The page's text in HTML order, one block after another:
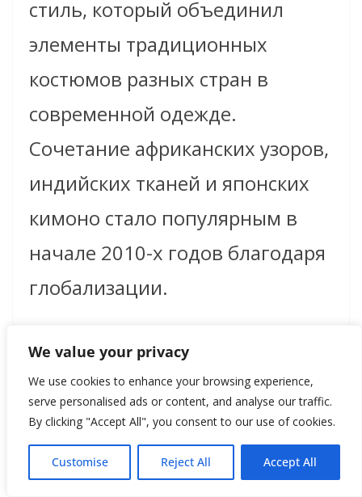
We value your privacy
We use cookies to enhance your browsing experience,
serve personalised ads or content, and analyse our traffic.
By clicking "Accept All", you consent to our use of cookies.
Customise Reject All Accept All
стиль, который объединил
элементы традиционных
костюмов разных стран в
современной одежде.
Сочетание африканских узоров,
индийских тканей и японских
кимоно стало популярным в
начале 2010-х годов благодаря
глобализации.